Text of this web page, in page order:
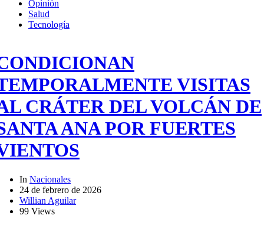
Opinión
Salud
Tecnología
VISITAS
CRÁTER DEL VOLCÁN DE
ANA POR FUERTES
In Nacionales
24 de febrero de 2026
Willian Aguilar
99 Views